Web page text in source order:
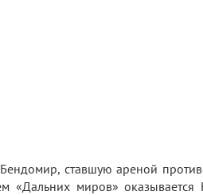
ставшую ареной
миров» оказывается